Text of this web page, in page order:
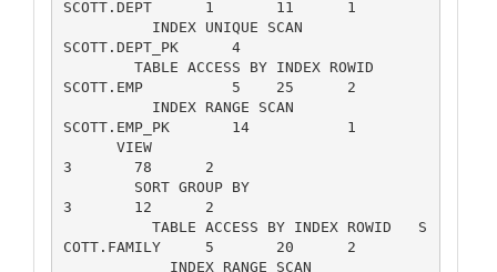
SCOTT.DEPT	1  	11  	1
SCOTT.DEPT_PK      4
SCOTT.EMP          5  	25  	2
SCOTT.EMP_PK       14  	 	1
3  	78  	2
3  	12  	2
COTT.FAMILY	5  	20  	2